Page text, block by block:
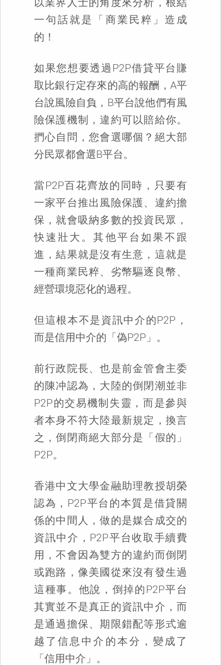
一句話就是「商業民粹」造成
的！
如果您想要透過P2P借貸平台賺
取比銀行定存來的高的報酬，A平
台說風險自負，B平台說他們有風
險保護機制，違約可以賠給你。
捫心自問，您會選哪個？絕大部
分民眾都會選B平台。
當P2P百花齊放的同時，只要有
一家平台推出風險保護、違約擔
保，就會吸納多數的投資民眾，
快速壯大。其他平台如果不跟
進，結果就是沒有生意，這就是
一種商業民粹、劣幣驅逐良幣、
經營環境惡化的過程。
但這根本不是資訊中介的P2P，
而是信用中介的「偽P2P」。
前行政院長、也是前金管會主委
的陳冲認為，大陸的倒閉潮並非
P2P的交易機制失靈，而是參與
者本身不符大陸最新規定，換言
之，倒閉商絕大部分是「假的」
P2P。
香港中文大學金融助理教授胡榮
認為，P2P平台的本質是借貸關
係的中間人，做的是媒合成交的
資訊中介，P2P平台收取手續費
用，不會因為雙方的違約而倒閉
或跑路，像美國從來沒有發生過
這種事。他說，倒掉的P2P平台
其實並不是真正的資訊中介，而
是通過擔保、期限錯配等形式逾
越了信息中介的本分，變成了
「信用中介」。